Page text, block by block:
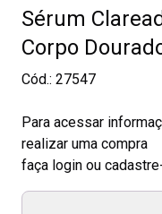
Sérum
Corpo
Cód.: 27547
Para acessar
realizar uma compra
faça login ou